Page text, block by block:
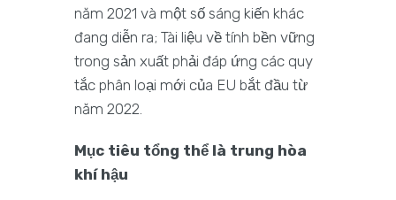
năm 2021 và một số sáng kiến ​​khác
đang diễn ra; Tài liệu về tính bền vững
trong sản xuất phải đáp ứng các quy
tắc phân loại mới của EU bắt đầu từ
năm 2022.
Mục tiêu tổng thể là trung hòa
khí hậu